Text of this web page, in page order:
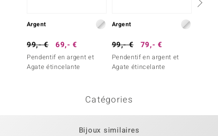
Argent
99,- € 69,- €
Pendentif en argent et
Agate étincelante
Argent
99,- € 79,- €
Pendentif en argent et
Agate étincelante
Catégories
Bijoux similaires